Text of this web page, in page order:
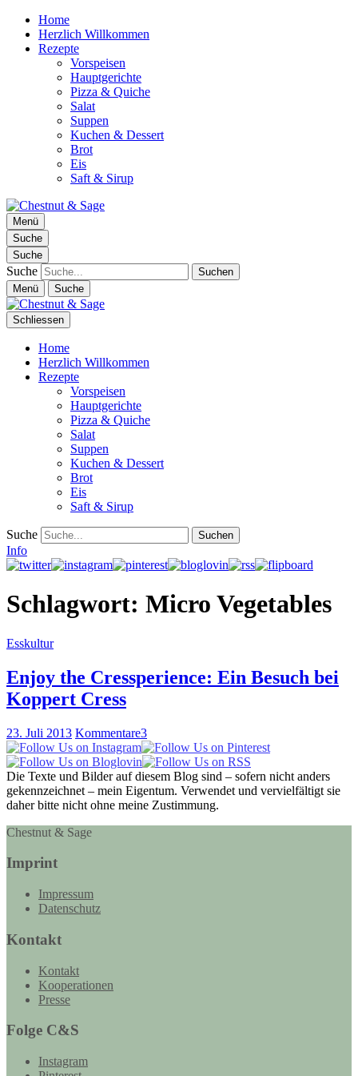
Home
Herzlich Willkommen
Rezepte
Vorspeisen
Hauptgerichte
Pizza & Quiche
Salat
Suppen
Kuchen & Dessert
Brot
Eis
Saft & Sirup
Chestnut & Sage
Foodblog | essen. trinken. genießen.
Menü
Suche
Suche
Suche
Menü Suche
Schliessen
Home
Herzlich Willkommen
Rezepte
Vorspeisen
Hauptgerichte
Pizza & Quiche
Salat
Suppen
Kuchen & Dessert
Brot
Eis
Saft & Sirup
Suche
Info
Schlagwort: Micro Vegetables
Esskultur
Enjoy the Cressperience: Ein Besuch bei
Koppert Cress
23. Juli 2013 Kommentare3
Die Texte und Bilder auf diesem Blog sind – sofern nicht anders
gekennzeichnet – mein Eigentum. Verwendet und vervielfältigt sie
daher bitte nicht ohne meine Zustimmung.
Chestnut & Sage
Imprint
Impressum
Datenschutz
Kontakt
Kontakt
Kooperationen
Presse
Folge C&S
Instagram